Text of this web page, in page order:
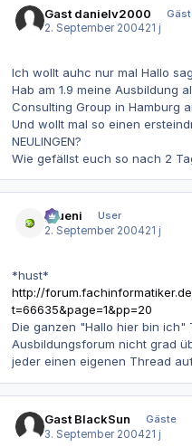
Gast danielv2000
2. September 200421 j
Ich wollt auhc nur mal Hallo
Hab am 1.9 meine Ausbildung
Consulting Group in Hamburg
Und wollt mal so einen
NEULINGEN?
Wie gefällst euch so nach 2
grueni
User
2. September 200421 j
*hust*
http://
t=66635&page=1&pp=20
Die ganzen "Hallo hier bin ich"
Ausbildungsforum nicht grad
jeder einen eigenen Thread
Gast BlackSun
Gäste
3. September 200421 j